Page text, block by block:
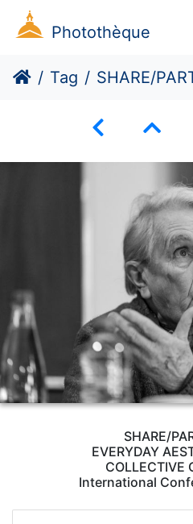
Photothèque
Tag SHARE/
SHARE/
EVERYDAY
COLLECTIVE
International